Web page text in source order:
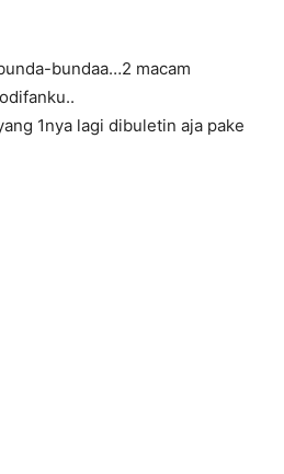
bundaa…2 macam
1nya lagi dibuletin aja pake